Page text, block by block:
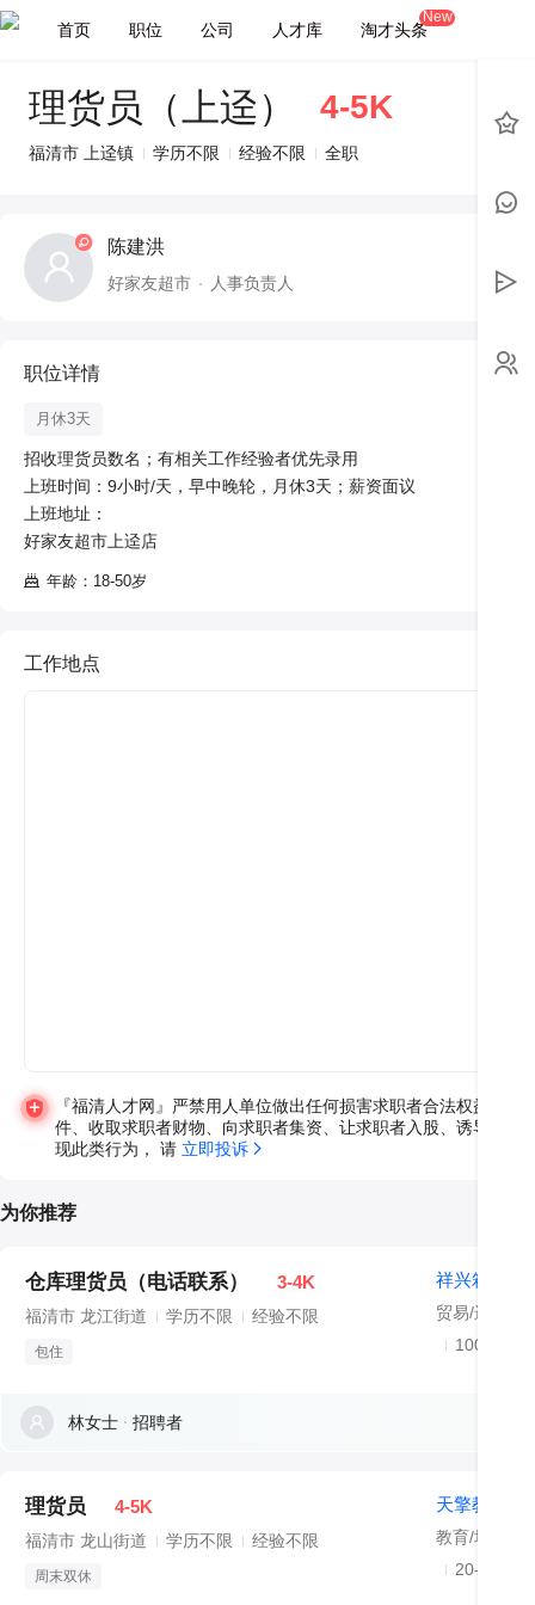
首页 职位 公司 人才库 淘才头条
New
理货员（上迳） 4-5K
福清市 上迳镇 学历不限 经验不限 全职
陈建洪
好家友超市 人事负责人
职位详情
月休3天
招收理货员数名；有相关工作经验者优先录用
上班时间：9小时/天，早中晚轮，月休3天；薪资面议
上班地址：
好家友超市上迳店
年龄：18-50岁
工作地点
『福清人才网』严禁用人单位做出任何损害求职者合法权益的
件、收取求职者财物、向求职者集资、让求职者入股、诱导求职
现此类行为， 请 立即投诉
为你推荐
仓库理货员（电话联系） 3-4K
福清市 龙江街道 学历不限 经验不限
包住
祥兴箱包集
贸易/进出口
1000-
林女士 招聘者
理货员 4-5K
福清市 龙山街道 学历不限 经验不限
周末双休
天擎教育
20-99人